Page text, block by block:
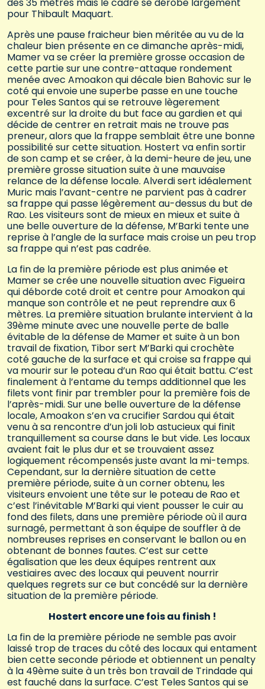
pour Thibault Maquart.
Après une pause fraicheur bien méritée au vu de la
chaleur bien présente en ce dimanche après-midi,
Mamer va se créer la première grosse occasion de
cette partie sur une contre-attaque rondement
menée avec Amoakon qui décale bien Bahovic sur le
coté qui envoie une superbe passe en une touche
pour Teles Santos qui se retrouve lègerement
excentré sur la droite du but face au gardien et qui
décide de centrer en retrait mais ne trouve pas
preneur, alors que la frappe semblait être une bonne
possibilité sur cette situation. Hostert va enfin sortir
de son camp et se créer, à la demi-heure de jeu, une
première grosse situation suite à une mauvaise
relance de la défense locale. Alverdi sert idéalement
Muric mais l’avant-centre ne parvient pas à cadrer
sa frappe qui passe légèrement au-dessus du but de
Rao. Les visiteurs sont de mieux en mieux et suite à
une belle ouverture de la défense, M’Barki tente une
reprise à l’angle de la surface mais croise un peu trop
sa frappe qui n’est pas cadrée.
La fin de la première période est plus animée et
Mamer se crée une nouvelle situation avec Figueira
qui déborde coté droit et centre pour Amoakon qui
manque son contrôle et ne peut reprendre aux 6
mètres. La première situation brulante intervient à la
39ème minute avec une nouvelle perte de balle
évitable de la défense de Mamer et suite à un bon
travail de fixation, Tibor sert M’Barki qui crochète
coté gauche de la surface et qui croise sa frappe qui
va mourir sur le poteau d’un Rao qui était battu. C’est
finalement à l’entame du temps additionnel que les
filets vont finir par trembler pour la première fois de
l’après-midi. Sur une belle ouverture de la défense
locale, Amoakon s’en va crucifier Sardou qui était
venu à sa rencontre d’un joli lob astucieux qui finit
tranquillement sa course dans le but vide. Les locaux
avaient fait le plus dur et se trouvaient assez
logiquement récompensés juste avant la mi-temps.
Cependant, sur la dernière situation de cette
première période, suite à un corner obtenu, les
visiteurs envoient une tête sur le poteau de Rao et
c’est l’inévitable M’Barki qui vient pousser le cuir au
fond des filets, dans une première période où il aura
surnagé, permettant à son équipe de souffler à de
nombreuses reprises en conservant le ballon ou en
obtenant de bonnes fautes. C’est sur cette
égalisation que les deux équipes rentrent aux
vestiaires avec des locaux qui peuvent nourrir
quelques regrets sur ce but concédé sur la dernière
situation de la première période.
Hostert encore une fois au finish !
La fin de la première période ne semble pas avoir
laissé trop de traces du côté des locaux qui entament
bien cette seconde période et obtiennent un penalty
à la 49ème suite à un très bon travail de Trindade qui
est fauché dans la surface. C’est Teles Santos qui se